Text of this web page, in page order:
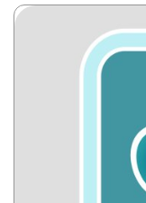
Image